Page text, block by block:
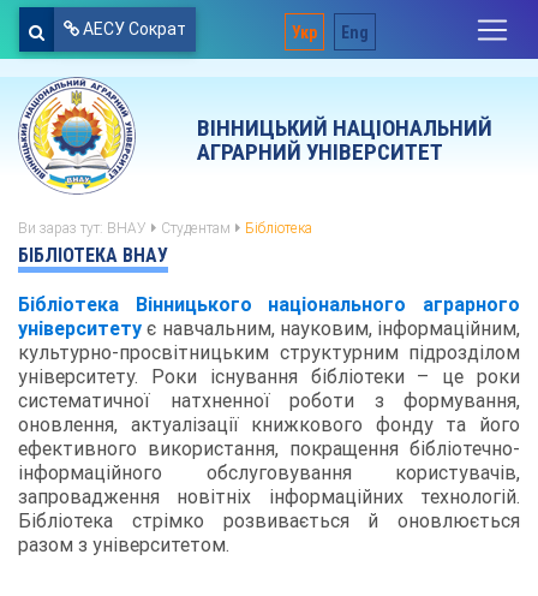
АЕСУ Сократ Укр Eng
ВІННИЦЬКИЙ НАЦІОНАЛЬНИЙ
АГРАРНИЙ УНІВЕРСИТЕТ
Ви зараз тут: ВНАУ Студентам Бібліотека
БІБЛІОТЕКА ВНАУ
Бібліотека Вінницького національного аграрного
університету є навчальним, науковим, інформаційним,
культурно-просвітницьким структурним підрозділом
університету. Роки існування бібліотеки – це роки
систематичної натхненної роботи з формування,
оновлення, актуалізації книжкового фонду та його
ефективного використання, покращення бібліотечно-
інформаційного обслуговування користувачів,
запровадження новітніх інформаційних технологій.
Бібліотека стрімко розвивається й оновлюється
разом з університетом.